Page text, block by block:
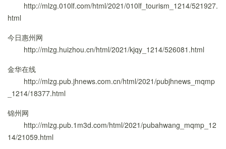
http://mlzg.010lf.com/html/2021/010lf_tourism_1214/521927.
html
今日惠州网
http://mlzg.huizhou.cn/html/2021/kjqy_1214/526081.html
金华在线
http://mlzg.pub.jhnews.com.cn/html/2021/pubjhnews_mqmp
_1214/18377.html
锦州网
http://mlzg.pub.1m3d.com/html/2021/pubahwang_mqmp_12
14/21059.html